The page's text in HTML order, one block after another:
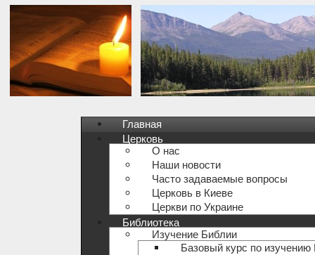
Главная
Церковь
О нас
Наши новости
Часто задаваемые вопросы
Церковь в Киеве
Церкви по Украине
Библиотека
Изучение Библии
Базовый курс по изучению